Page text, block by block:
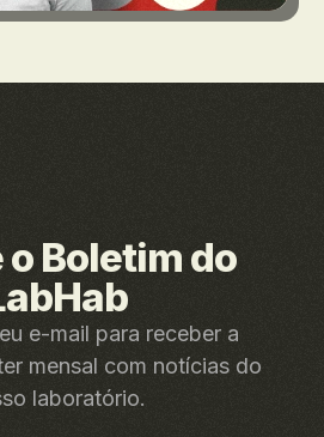
Boletim do
e-mail para receber a
mensal com notícias do
laboratório.